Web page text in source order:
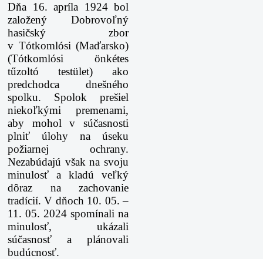
Dňa 16. apríla 1924 bol
založený Dobrovoľný
hasičský zbor
v Tótkomlósi (Maďarsko)
(Tótkomlósi önkétes
tűzoltó testület) ako
predchodca dnešného
spolku. Spolok prešiel
niekoľkými premenami,
aby mohol v súčasnosti
plniť úlohy na úseku
požiarnej ochrany.
Nezabúdajú však na svoju
minulosť a kladú veľký
dôraz na zachovanie
tradícií. V dňoch 10. 05. –
11. 05. 2024 spomínali na
minulosť, ukázali
súčasnosť a plánovali
budúcnosť.